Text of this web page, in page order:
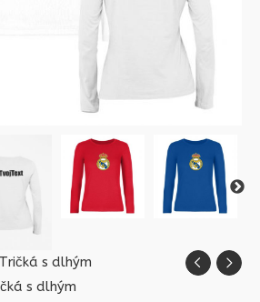
Tričká s dlhým
s dlhým